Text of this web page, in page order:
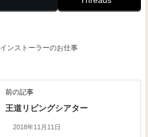
インストーラーのお仕事
前の記事
王道リビングシアター
2018年11月11日